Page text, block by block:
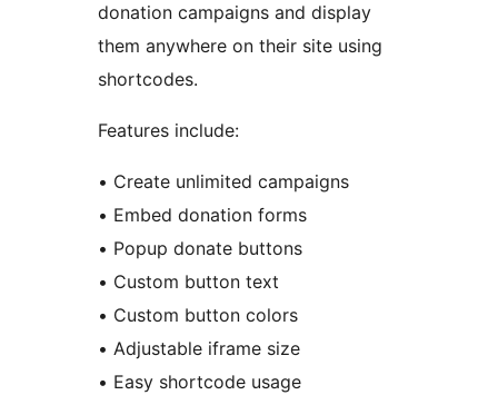
donation campaigns and display
them anywhere on their site using
shortcodes.
Features include:
• Create unlimited campaigns
• Embed donation forms
• Popup donate buttons
• Custom button text
• Custom button colors
• Adjustable iframe size
• Easy shortcode usage